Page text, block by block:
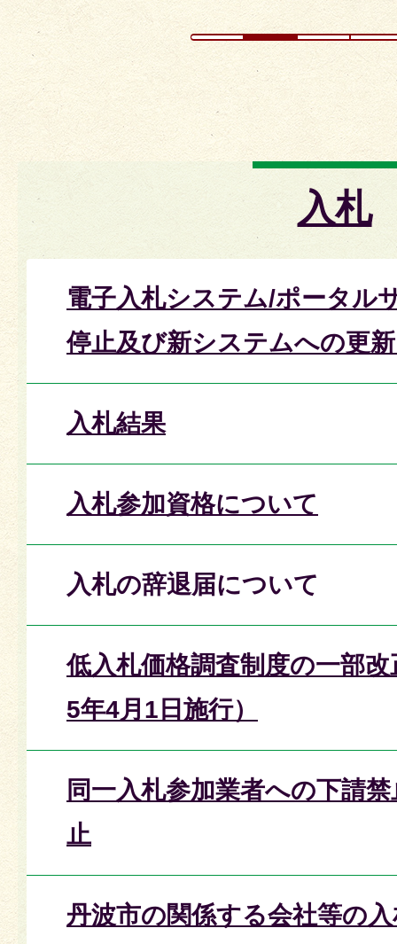
入札
電子入札システム/ポータル
停止及び新システムへの更
入札結果
入札参加資格について
入札の辞退届について
低入札価格調査制度の一部
5年4月1日施行）
同一入札参加業者への下請
止
丹波市の関係する会社等の